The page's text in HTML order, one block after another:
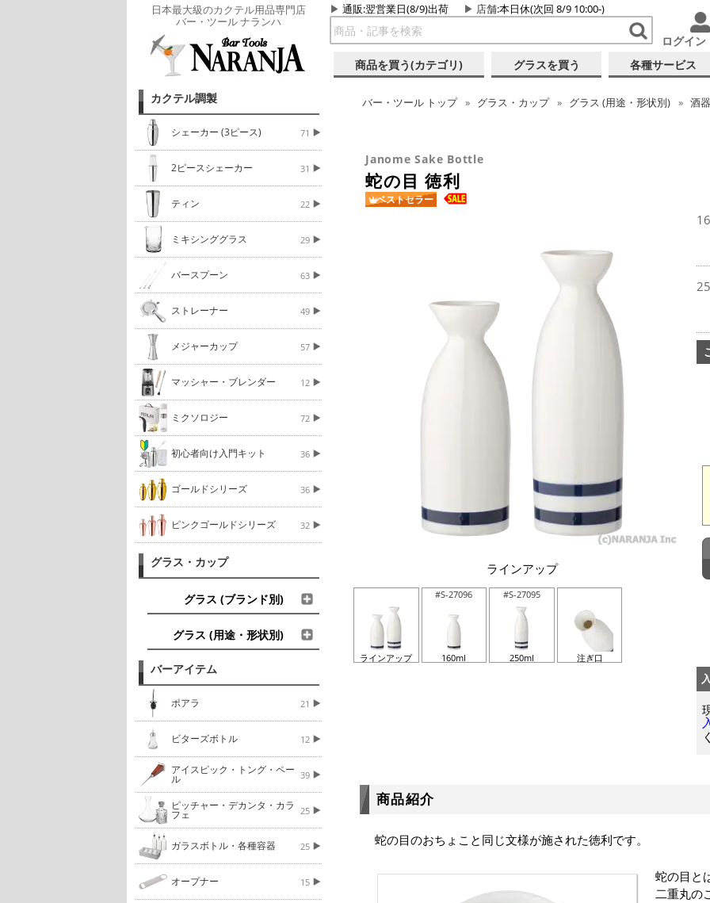
日本最大級のカクテル用品専門店
バー・ツール ナランハ
通販:翌営業日(8/9)出荷 店舗:本日休(次回 8/9 10:00-)
ログイン
商品を買う(カテゴリ) グラスを買う 各種サービス
カクテル調製
シェーカー (3ピース) 71
2ピースシェーカー 31
ティン 22
ミキシンググラス 29
バースプーン 63
ストレーナー 49
メジャーカップ 57
マッシャー・ブレンダー 12
ミクソロジー 72
初心者向け入門キット 36
ゴールドシリーズ 36
ピンクゴールドシリーズ 32
グラス・カップ
グラス (ブランド別)
グラス (用途・形状別)
バーアイテム
ポアラ 21
ビターズボトル 12
アイスピック・トング・ペー
ル 39
ピッチャー・デカンタ・カラ
フェ 25
ガラスボトル・各種容器 25
オープナー 15
バー・ツール トップ グラス・カップ グラス (用途・形状別) 酒
Janome Sake Bottle
蛇の目 徳利
ベストセラー
ラインアップ
ラインアップ
#S-27096
160ml
#S-27095
250ml 注ぎ口
商品紹介
蛇の目のおちょこと同じ文様が施された徳利です。
蛇の目と
二重丸の